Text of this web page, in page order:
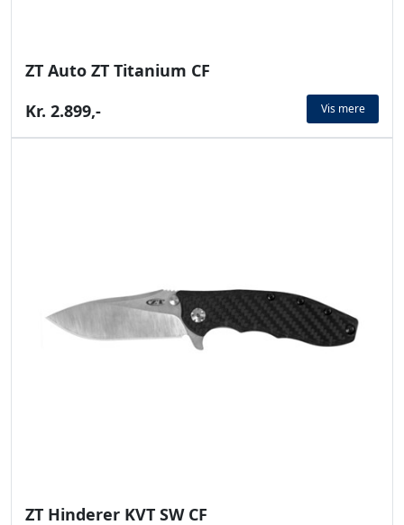
ZT Auto ZT Titanium CF
Kr. 2.899,-
Vis mere
ZT Hinderer KVT SW CF